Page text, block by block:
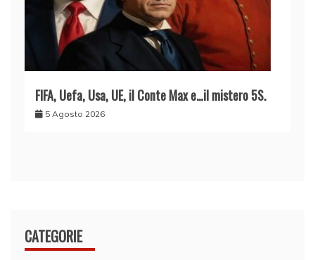
FIFA, Uefa, Usa, UE, il Conte Max e…il mistero 5S.
5 Agosto 2026
CATEGORIE